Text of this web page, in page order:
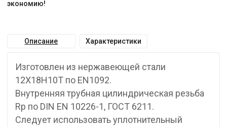
экономию!
Описание Характеристики
Изготовлен из нержавеющей стали
12Х18Н10Т по EN1092.
Внутренняя трубная цилиндрическая резьба
Rp по DIN EN 10226-1, ГОСТ 6211.
Следует использовать уплотнительный